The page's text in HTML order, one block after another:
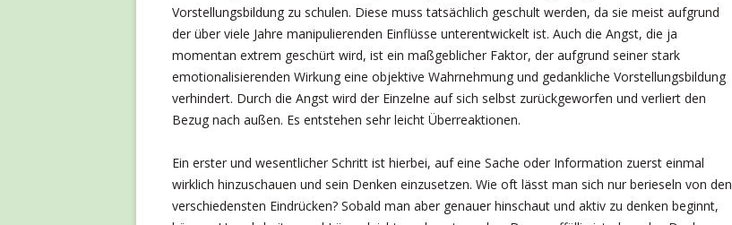
Vorstellungsbildung zu schulen. Diese muss tatsächlich geschult werden, da sie meist aufgrund
der über viele Jahre manipulierenden Einflüsse unterentwickelt ist. Auch die Angst, die ja
momentan extrem geschürt wird, ist ein maßgeblicher Faktor, der aufgrund seiner stark
emotionalisierenden Wirkung eine objektive Wahrnehmung und gedankliche Vorstellungsbildung
verhindert. Durch die Angst wird der Einzelne auf sich selbst zurückgeworfen und verliert den
Bezug nach außen. Es entstehen sehr leicht Überreaktionen.
Ein erster und wesentlicher Schritt ist hierbei, auf eine Sache oder Information zuerst einmal
wirklich hinzuschauen und sein Denken einzusetzen. Wie oft lässt man sich nur berieseln von den
verschiedensten Eindrücken? Sobald man aber genauer hinschaut und aktiv zu denken beginnt,